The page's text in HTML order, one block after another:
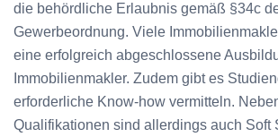
die behördliche Erlaubnis gemäß §34c
Gewerbeordnung. Viele
eine erfolgreich abgeschlossene
Immobilienmakler. Zudem gibt es
erforderliche Know-how vermitteln.
Qualifikationen sind allerdings auch Soft